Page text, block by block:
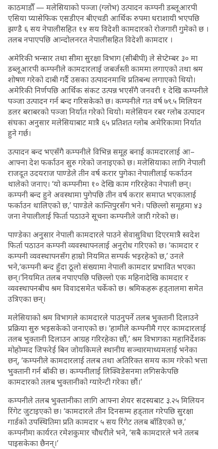
काठमाडौँ — मलेसियाको पञ्जा (ग्लोभ) उत्पादन कम्पनी डब्लूआरपी
एसिया प्यासेफिक एसडीएन बीएचडी आर्थिक रुपमा धराशायी भएपछि
झण्डै ६ सय नेपालीसहित १४ सय विदेशी कामदारको रोजगारी गुमेको छ ।
तलब नपाएपछि आन्दोलनरत नेपालीसहित विदेशी कामदार ।
अमेरिकी भन्सार तथा सीमा सुरक्षा विभाग (सीबीपी) ले सेप्टेम्बर ३० मा
डब्लूआरपी कम्पनीले कामदारलाई जबर्जस्ती काममा लगाएको तथा श्रम
शोषण गरेको दाबी गर्दै उसका उत्पादनमाथि प्रतिबन्ध लगाएको थियो।
अमेरिकी निर्णपछि आर्थिक संकट उत्पन्न भएसँगै जनवरी १ देखि कम्पनीले
पञ्जा उत्पादन गर्न बन्द गरिसकेको छ। कम्पनीले गत वर्ष ७९.५ मिलियन
डलर बराबरको पञ्जा निर्यात गरेको थियो। मलेसियन रबर ग्लोब उत्पादन
संघका अनुसार मलेसियाबाट मात्रै ६५ प्रतिशत ग्लोब अमेरिकामा निर्यात
हुने गर्छ।
उत्पादन बन्द भएसँगै कम्पनीले विभिन्न समूह बनाई कामदारलाई आ–
आफ्ना देश फर्काउन सुरु गरेको जनाइएको छ। मलेसियाका लागि नेपाली
राजदूत उदयराज पाण्डेले तीन वर्ष करार पुगेका नेपालीलाई फर्काउन
थालेको जनाए। ‘यो कम्पनीमा १० देखि काम गरिरहेका नेपाली छन्।
कम्पनी बन्द हुने अवस्थामा पुगेपछि तीन वर्ष करार समाप्त भएकालाई
फर्काउन थालिएको छ,’ पाण्डेले कान्तिपुरसँग भने। पछिल्लो समूहमा ४३
जना नेपालीलाई फिर्ता पठाउने सूचना कम्पनीले जारी गरेको छ।
पाण्डेका अनुसार नेपाली कामदारले पाउने सेवासुविधा दिएरमात्रै स्वदेश
फिर्ता पठाउन कम्पनी व्यवस्थापनलाई अनुरोध गरिएको छ। ‘कामदार र
कम्पनी व्यवस्थापनसँग हाम्रो नियमित सम्पर्क भइरहेको छ,’ उनले
भने,‘कम्पनी बन्द हुँदा ठूलो संख्यामा नेपाली कामदार प्रभावित भएका
छन्।’नियमित तलब नपाएपछि पछिल्लो एक महिनादेखि कामदार र
व्यवस्थापनबीच श्रम विवादसमेत चर्केको छ। श्रमिकहरू हड्तालमा समेत
उत्रिएका छन्।
मलेसियाको श्रम विभागले कामदारले पाउनुपर्ने तलब भुक्तानी दिलाउने
प्रक्रिया सुरु भइसकेको जनाएको छ। ‘हामीले कम्पनीमै गएर कामदारलाई
तलब भुक्तानी दिलाउन आग्रह गरिरहेका छौं,’ श्रम विभागका महानिर्देशक
मोहोम्मद जिफरेई बिन जोयकिमले स्थानीय सञ्चारमाध्यमलाई भनेका
छन्, ‘कम्पनीले कामदारलाई तलब तथा अतिरिक्त समय काम गरेको भत्ता
भुक्तानी गर्न बाँकी छ। कम्पनीलाई लिक्विडेसनमा लगिसकेपछि
कामदारको तलब भुक्तानीको ग्यारेन्टी गरेका छौं।’
कम्पनीले तलब भुक्तानीका लागि आफ्ना शेयर सदस्यबाट ३.२५ मिलियन
रिंगेट जुटाइएको छ। ‘कामदारले तीन दिनसम्म हड्ताल गरेपछि सुरक्षा
गार्डको उपस्थितिमा प्रति कामदार ५ सय रिंगेट तलब बाँडिएको छ,’
कम्पनीमा कार्यरत रमेशकुमार चौधरीले भने, ‘सबै कामदारले भने तलब
पाइसकेका छैनन्।’